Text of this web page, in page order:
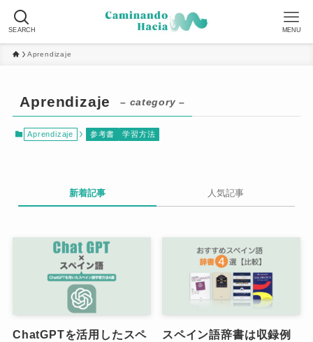
SEARCH MENU
Aprendizaje
Aprendizaje – category –
Aprendizaje 参考書 学習方法
新着記事 人気記事
ChatGPTを活用したスペ
スペイン語辞書は収録例